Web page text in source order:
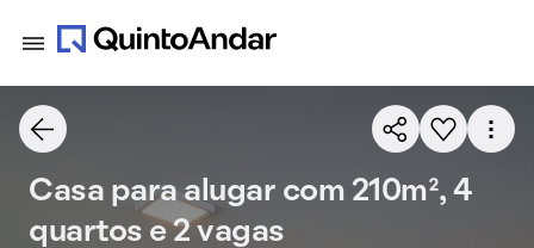
Casa para alugar com 210m², 4
quartos e 2 vagas